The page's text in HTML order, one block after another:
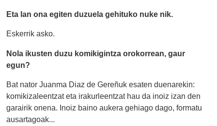
Eta lan ona egiten duzuela gehituko nuke nik.
Eskerrik asko.
Nola ikusten duzu komikigintza orokorrean, gaur
egun?
Bat nator Juanma Diaz de Gereñuk esaten duenarekin:
komikizaleentzat eta irakurleentzat hau da inoiz izan den
garairik onena. Inoiz baino aukera gehiago dago, formatu
ausartagoak...